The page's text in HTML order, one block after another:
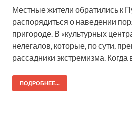
Местные жители обратились к
распорядиться о наведении
пригороде. В «культурных
нелегалов, которые, по сути,
рассадники экстремизма. Когда
ПОДРОБНЕЕ...